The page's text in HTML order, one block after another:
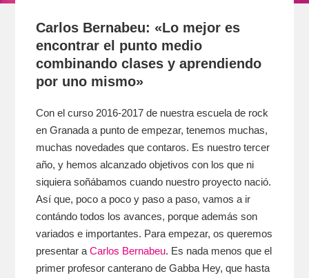
Carlos Bernabeu: «Lo mejor es
encontrar el punto medio
combinando clases y aprendiendo
por uno mismo»
Con el curso 2016-2017 de nuestra escuela de rock
en Granada a punto de empezar, tenemos muchas,
muchas novedades que contaros. Es nuestro tercer
año, y hemos alcanzado objetivos con los que ni
siquiera soñábamos cuando nuestro proyecto nació.
Así que, poco a poco y paso a paso, vamos a ir
contándo todos los avances, porque además son
variados e importantes. Para empezar, os queremos
presentar aCarlos Bernabeu. Es nada menos que el
primer profesor canterano de Gabba Hey, que hasta